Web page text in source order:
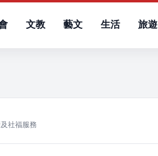
文教 藝文 生活 旅遊
社福服務